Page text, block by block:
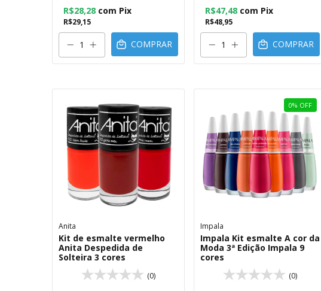
R$29,15
R$28,28 com Pix
COMPRAR
R$48,95
R$47,48 com Pix
COMPRAR
Anita
Kit de esmalte vermelho
Anita Despedida de
Solteira 3 cores
(0)
0% OFF
Impala
Impala Kit esmalte A cor da
Moda 3ª Edição Impala 9
cores
(0)